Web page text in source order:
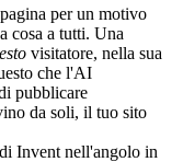
per un motivo
cosa a tutti. Una
visitatore, nella sua
che l'AI
pubblicare
da soli, il tuo sito